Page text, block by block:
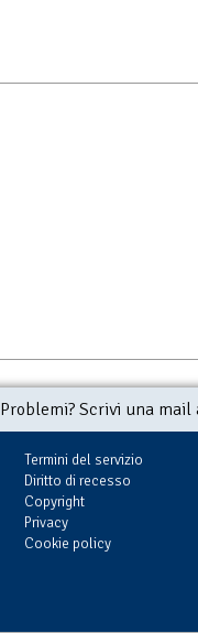
Problemi? Scrivi una
Termini del servizio
Diritto di recesso
Copyright
Privacy
Cookie policy